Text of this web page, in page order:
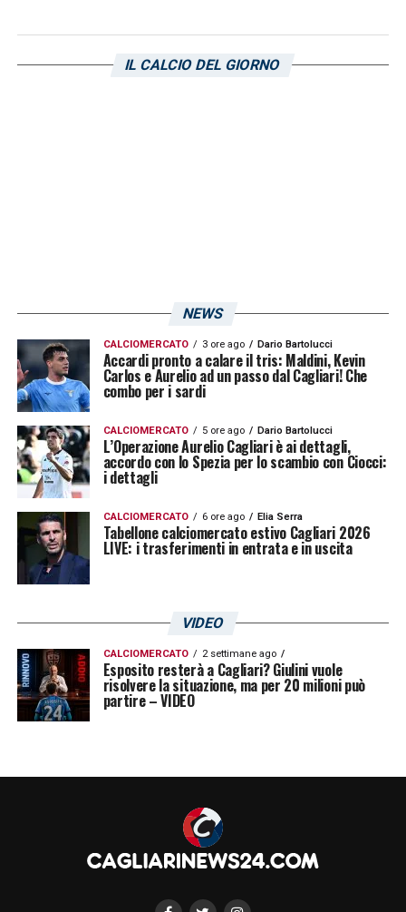
loro campionato.IL CALCIO DEL GIORNO
NEWS
CALCIOMERCATO 3 ore ago Dario Bartolucci
Accardi pronto a calare il tris: Maldini, Kevin
Carlos e Aurelio ad un passo dal Cagliari! Che
combo per i sardi
CALCIOMERCATO 5 ore ago Dario Bartolucci
L’Operazione Aurelio Cagliari è ai dettagli,
accordo con lo Spezia per lo scambio con Ciocci:
i dettagli
CALCIOMERCATO 6 ore ago Elia Serra
Tabellone calciomercato estivo Cagliari 2026
LIVE: i trasferimenti in entrata e in uscita
VIDEO
CALCIOMERCATO 2 settimane ago
Esposito resterà a Cagliari? Giulini vuole
risolvere la situazione, ma per 20 milioni può
partire – VIDEO